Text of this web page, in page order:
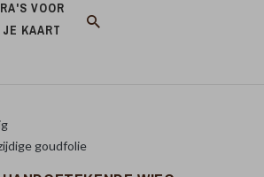
VOOR
KAART
goudfolie